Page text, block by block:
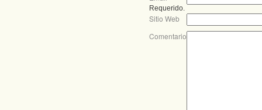
Requerido.
Sitio Web
Comentario